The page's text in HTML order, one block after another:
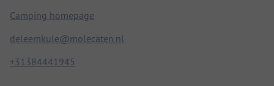
Camping homepage
deleemkule@molecaten.nl
+31384441945